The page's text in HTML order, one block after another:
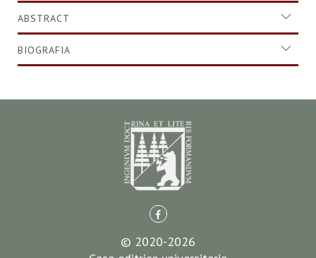
ABSTRACT
BIOGRAFIA
© 2020-2026